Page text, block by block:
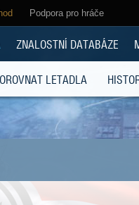
Podpora pro hráče
ZNALOSTNÍ DATABÁZE
LETADLA